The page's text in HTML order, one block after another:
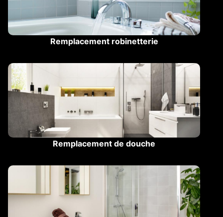
Remplacement robinetterie
Remplacement de douche